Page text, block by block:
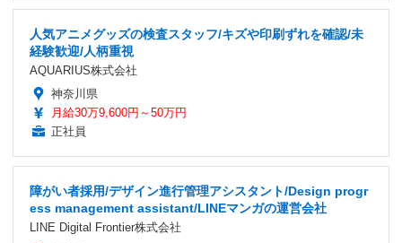
人気アニメグッズの検査スタッフ/キズや印刷ずれを確認/未
経験歓迎/人柄重視
AQUARIUS株式会社
神奈川県
月給30万9,600円～50万円
正社員
障がい者採用/デザイン進行管理アシスタント/Design progr
ess management assistant/LINEマンガの運営会社
LINE Digital Frontier株式会社